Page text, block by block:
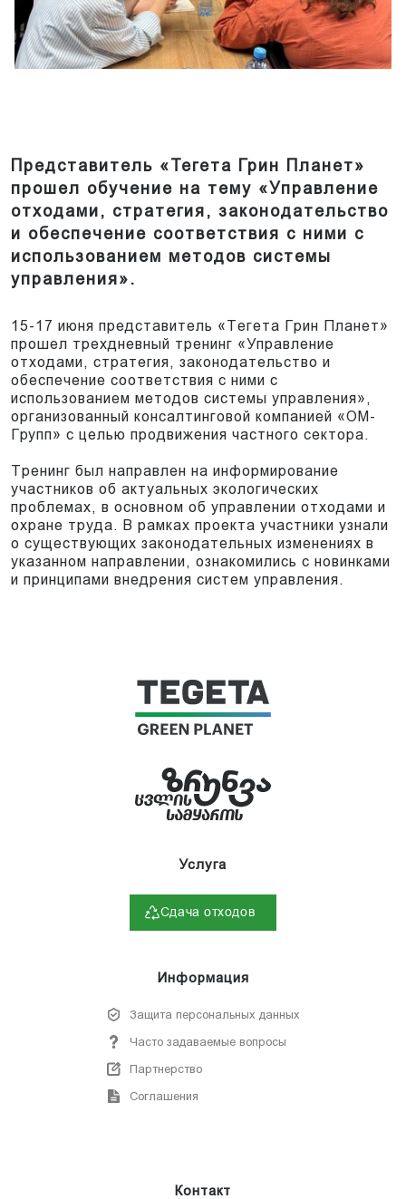
Представитель «Тегета Грин Планет»
прошел обучение на тему «Управление
отходами, стратегия, законодательство
и обеспечение соответствия с ними с
использованием методов системы
управления».
15-17 июня представитель «Тегета Грин Планет»
прошел трехдневный тренинг «Управление
отходами, стратегия, законодательство и
обеспечение соответствия с ними с
использованием методов системы управления»,
организованный консалтинговой компанией «OM-
Групп» с целью продвижения частного сектора.
Тренинг был направлен на информирование
участников об актуальных экологических
проблемах, в основном об управлении отходами и
охране труда. В рамках проекта участники узнали
о существующих законодательных изменениях в
указанном направлении, ознакомились с новинками
и принципами внедрения систем управления.
Услуга
Сдача отходов
Информация
Защита персональных данных
Часто задаваемые вопросы
Партнерство
Соглашения
Контакт